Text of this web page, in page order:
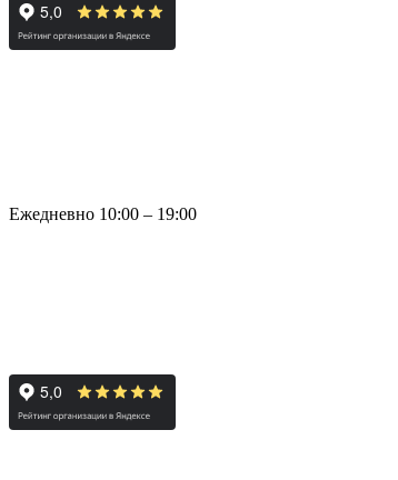
Ежедневно 10:00 – 19:00